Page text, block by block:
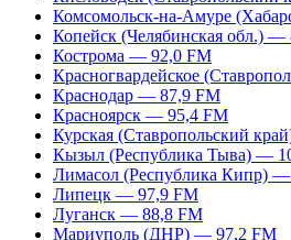
Комсомольск-на-Амуре
Копейск (Челябинская обл.) —
Кострома — 92,0 FM
Красногвардейское
Краснодар — 87,9 FM
Красноярск — 95,4 FM
Курская (Ставропольский
Кызыл (Республика Тыва) —
Лимасол (Республика Кипр)
Липецк — 97,9 FM
Луганск — 88,8 FM
Мариуполь (ДНР) — 97,2 FM